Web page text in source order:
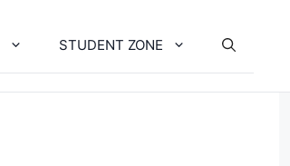
STUDENT ZONE